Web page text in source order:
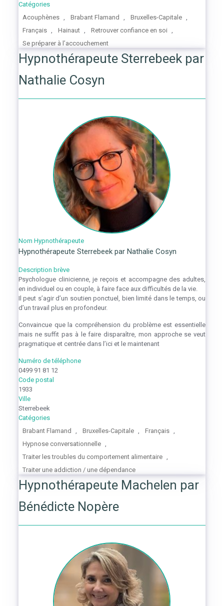
Catégories
Acouphènes , Brabant Flamand , Bruxelles-Capitale ,
Français , Hainaut , Retrouver confiance en soi ,
Se préparer à l’accouchement
Hypnothérapeute Sterrebeek par
Nathalie Cosyn
Nom Hypnothérapeute
Hypnothérapeute Sterrebeek par Nathalie Cosyn
Description brève
Psychologue clinicienne, je reçois et accompagne des adultes,
en individuel ou en couple, à faire face aux difficultés de la vie.
Il peut s’agir d’un soutien ponctuel, bien limité dans le temps, ou
d’un travail plus en profondeur.
Convaincue que la compréhension du problème est essentielle
mais ne suffit pas à le faire disparaître, mon approche se veut
pragmatique et centrée dans l’ici et le maintenant
Numéro de téléphone
0499 91 81 12
Code postal
1933
Ville
Sterrebeek
Catégories
Brabant Flamand
, Bruxelles-Capitale , Français ,
Hypnose conversationnelle ,
Traiter les troubles du comportement alimentaire ,
Traiter une addiction / une dépendance
Hypnothérapeute Machelen par
Bénédicte Nopère